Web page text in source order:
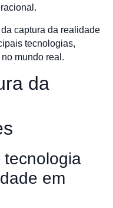
captura da realidade
tecnologias,
mundo real.
da
em